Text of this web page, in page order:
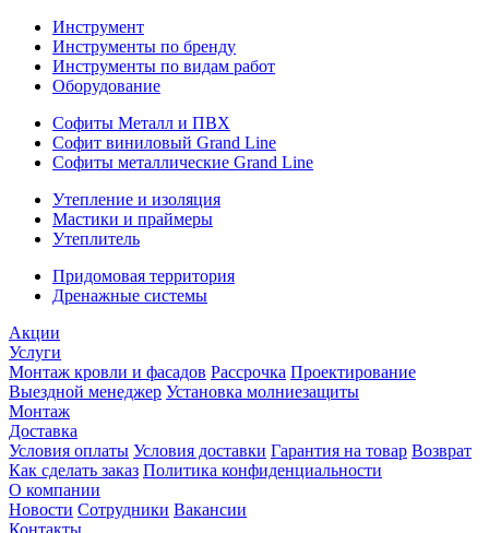
Инструмент
Инструменты по бренду
Инструменты по видам работ
Оборудование
Софиты Металл и ПВХ
Софит виниловый Grand Line
Софиты металлические Grand Line
Утепление и изоляция
Мастики и праймеры
Утеплитель
Придомовая территория
Дренажные системы
Акции
Услуги
Монтаж кровли и фасадов Рассрочка Проектирование
Выездной менеджер Установка молниезащиты
Монтаж
Доставка
Условия оплаты Условия доставки Гарантия на товар Возврат
Как сделать заказ Политика конфиденциальности
О компании
Новости Сотрудники Вакансии
Контакты